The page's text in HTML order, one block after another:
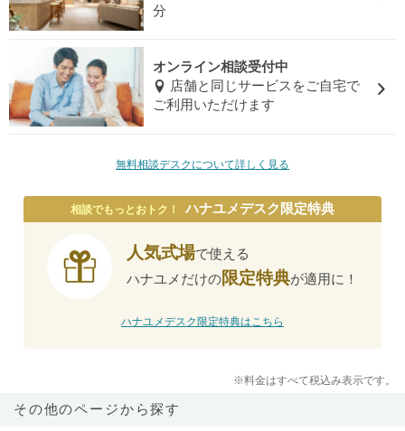
分
オンライン相談受付中
店舗と同じサービスをご自宅で
ご利用いただけます
無料相談デスクについて詳しく見る
相談でもっとおトク！ ハナユメデスク限定特典
人気式場で使える
ハナユメだけの限定特典が適用に！
ハナユメデスク限定特典はこちら
※料金はすべて税込み表示です。
その他のページから探す